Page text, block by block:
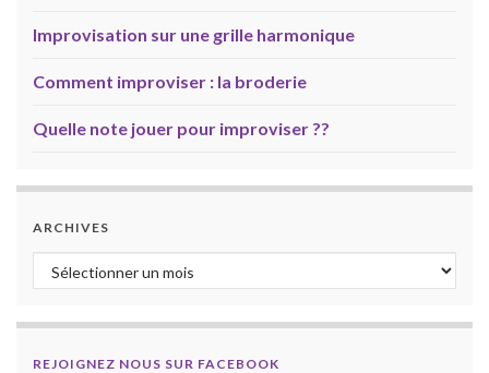
Improvisation sur une grille harmonique
Comment improviser : la broderie
Quelle note jouer pour improviser ??
ARCHIVES
Archives
REJOIGNEZ NOUS SUR FACEBOOK